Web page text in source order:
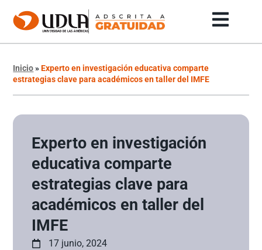
Inicio»Experto en investigación educativa comparte
estrategias clave para académicos en taller del IMFE
Experto en investigación
educativa comparte
estrategias clave para
académicos en taller del
IMFE
17 junio, 2024